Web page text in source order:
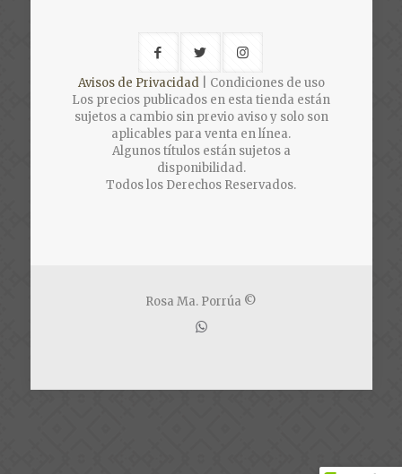
Avisos de Privacidad| Condiciones de uso
Los precios publicados en esta tienda están
sujetos a cambio sin previo aviso y solo son
aplicables para venta en línea.
Algunos títulos están sujetos a
disponibilidad.
Todos los Derechos Reservados.
Rosa Ma. Porrúa ©